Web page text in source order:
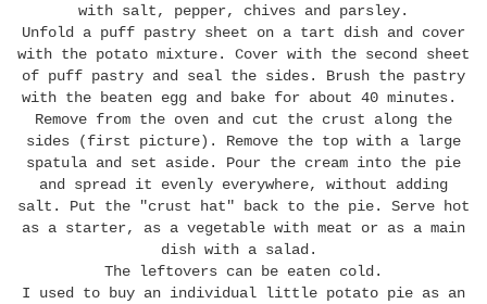
with salt, pepper, chives and parsley.
Unfold a puff pastry sheet on a tart dish and cover
with the potato mixture. Cover with the second sheet
of puff pastry and seal the sides. Brush the pastry
with the beaten egg and bake for about 40 minutes.
Remove from the oven and cut the crust along the
sides (first picture). Remove the top with a large
spatula and set aside. Pour the cream into the pie
and spread it evenly everywhere, without adding
salt. Put the "crust hat" back to the pie. Serve hot
as a starter, as a vegetable with meat or as a main
dish with a salad.
The leftovers can be eaten cold.
I used to buy an individual little potato pie as an